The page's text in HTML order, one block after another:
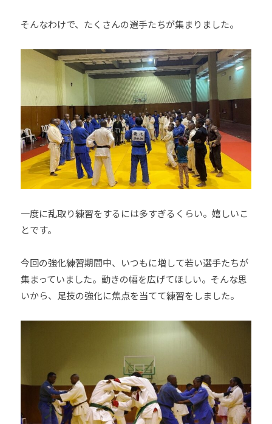
そんなわけで、たくさんの選手たちが集まりました。
一度に乱取り練習をするには多すぎるくらい。嬉しいこ
とです。
今回の強化練習期間中、いつもに増して若い選手たちが
集まっていました。動きの幅を広げてほしい。そんな思
いから、足技の強化に焦点を当てて練習をしました。